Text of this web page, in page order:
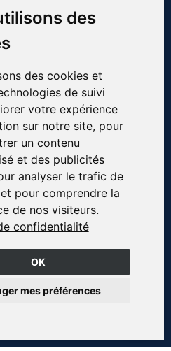
des
des cookies et
de suivi
votre expérience
sur notre site, pour
un contenu
et des publicités
analyser le trafic de
pour comprendre la
de nos visiteurs.
confidentialité
OK
mes préférences
professionnels
France entière · ✅ Produits